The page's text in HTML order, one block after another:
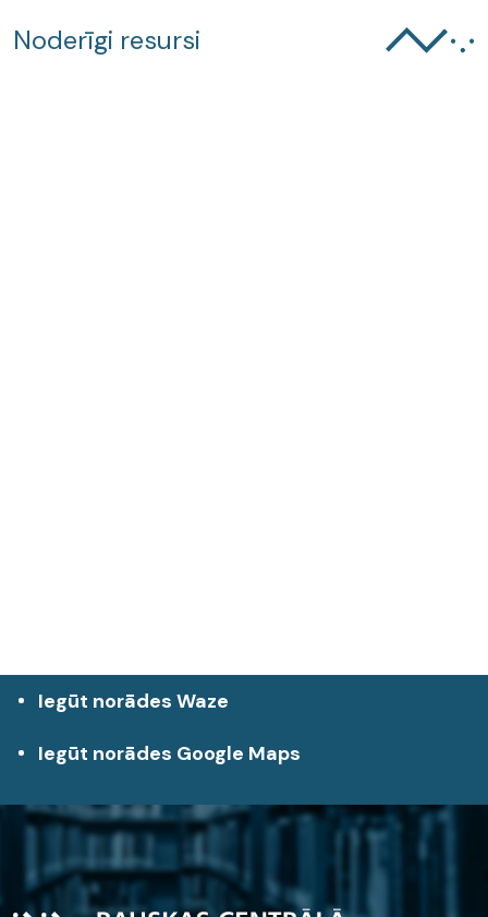
Noderīgi resursi
Iegūt norādes Waze
Iegūt norādes Google Maps